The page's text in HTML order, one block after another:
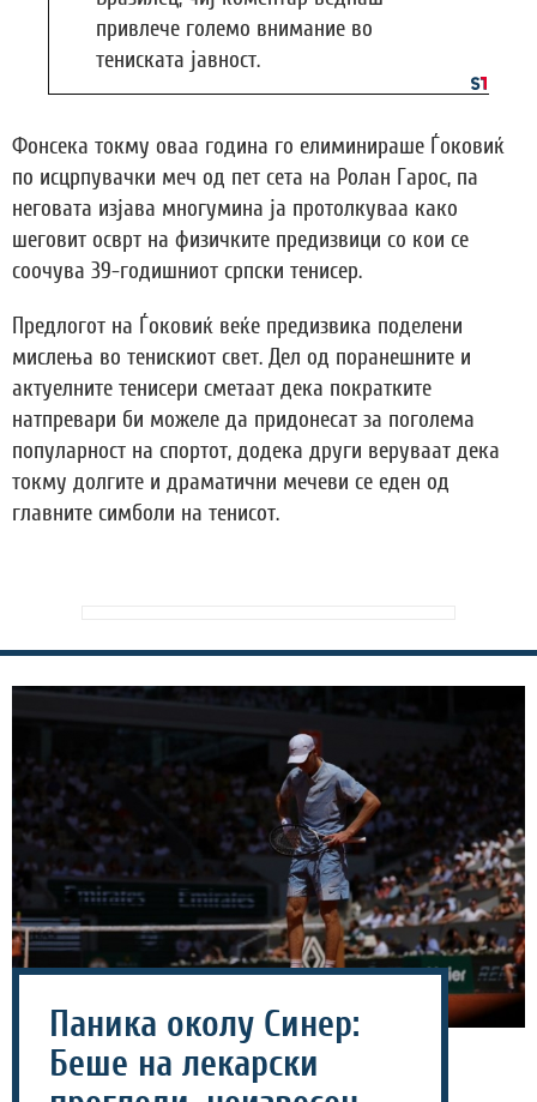
привлече големо внимание во
тениската јавност.
Фонсека токму оваа година го елиминираше Ѓоковиќ
по исцрпувачки меч од пет сета на Ролан Гарос, па
неговата изјава многумина ја протолкуваа како
шеговит осврт на физичките предизвици со кои се
соочува 39-годишниот српски тенисер.
Предлогот на Ѓоковиќ веќе предизвика поделени
мислења во тенискиот свет. Дел од поранешните и
актуелните тенисери сметаат дека пократките
натпревари би можеле да придонесат за поголема
популарност на спортот, додека други веруваат дека
токму долгите и драматични мечеви се еден од
главните симболи на тенисот.
Паника околу Синер:
Беше на лекарски